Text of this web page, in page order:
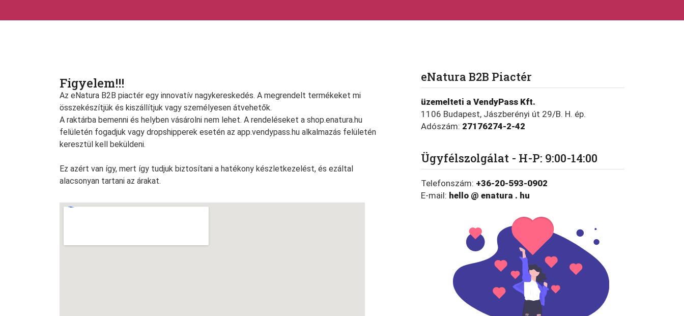
Figyelem!!!
Az eNatura B2B piactér egy innovatív nagykereskedés. A megrendelt termékeket mi
összekészítjük és kiszállítjuk vagy személyesen átvehetők.
A raktárba bemenni és helyben vásárolni nem lehet. A rendeléseket a shop.enatura.hu
felületén fogadjuk vagy dropshipperek esetén az app.vendypass.hu alkalmazás felületén
keresztül kell beküldeni.
Ez azért van így, mert így tudjuk biztosítani a hatékony készletkezelést, és ezáltal
alacsonyan tartani az árakat.
eNatura B2B Piactér
üzemelteti a VendyPass Kft.
1106 Budapest, Jászberényi út 29/B. H. ép.
Adószám: 27176274-2-42
Ügyfélszolgálat - H-P: 9:00-14:00
Telefonszám: +36-20-593-0902
E-mail: hello @ enatura . hu